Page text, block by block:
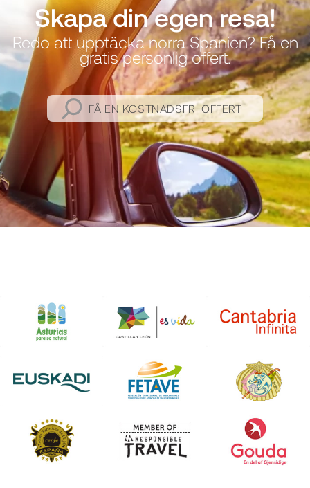
Skapa din egen resa!
Redo att upptäcka norra Spanien? Få en
gratis personlig offert.
FÅ EN KOSTNADSFRI OFFERT